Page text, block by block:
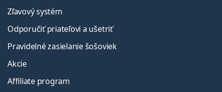
Zľavový systém
Odporučiť priateľovi a ušetriť
Pravidelné zasielanie šošoviek
Akcie
Affiliate program